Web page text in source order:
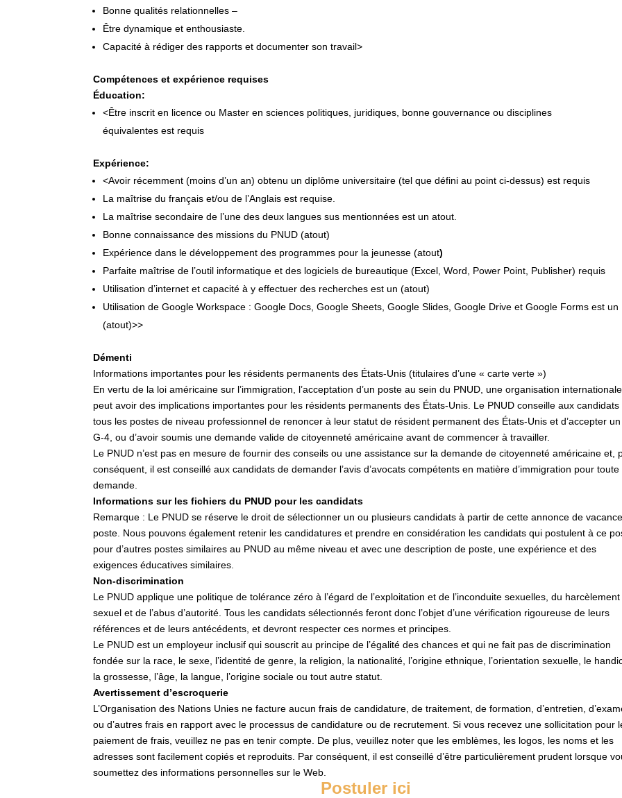
Bonne qualités relationnelles –
Être dynamique et enthousiaste.
Capacité à rédiger des rapports et documenter son travail>
Compétences et expérience requises
Éducation:
<Être inscrit en licence ou Master en sciences politiques, juridiques, bonne gouvernance ou disciplines
équivalentes est requis
Expérience:
<Avoir récemment (moins d’un an) obtenu un diplôme universitaire (tel que défini au point ci-dessus) est requis
La maîtrise du français et/ou de l’Anglais est requise.
La maîtrise secondaire de l’une des deux langues sus mentionnées est un atout.
Bonne connaissance des missions du PNUD (atout)
Expérience dans le développement des programmes pour la jeunesse (atout)
Parfaite maîtrise de l’outil informatique et des logiciels de bureautique (Excel, Word, Power Point, Publisher) requis
Utilisation d’internet et capacité à y effectuer des recherches est un (atout)
Utilisation de Google Workspace : Google Docs, Google Sheets, Google Slides, Google Drive et Google Forms est un
(atout)>>
Démenti
Informations importantes pour les résidents permanents des États-Unis (titulaires d’une « carte verte »)
En vertu de la loi américaine sur l’immigration, l’acceptation d’un poste au sein du PNUD, une organisation internationale,
peut avoir des implications importantes pour les résidents permanents des États-Unis. Le PNUD conseille aux candidats
tous les postes de niveau professionnel de renoncer à leur statut de résident permanent des États-Unis et d’accepter un
G-4, ou d’avoir soumis une demande valide de citoyenneté américaine avant de commencer à travailler.
Le PNUD n’est pas en mesure de fournir des conseils ou une assistance sur la demande de citoyenneté américaine et,
conséquent, il est conseillé aux candidats de demander l’avis d’avocats compétents en matière d’immigration pour toute
demande.
Informations sur les fichiers du PNUD pour les candidats
Remarque : Le PNUD se réserve le droit de sélectionner un ou plusieurs candidats à partir de cette annonce de
poste. Nous pouvons également retenir les candidatures et prendre en considération les candidats qui postulent à ce
pour d’autres postes similaires au PNUD au même niveau et avec une description de poste, une expérience et des
exigences éducatives similaires.
Non-discrimination
Le PNUD applique une politique de tolérance zéro à l’égard de l’exploitation et de l’inconduite sexuelles, du harcèlement
sexuel et de l’abus d’autorité. Tous les candidats sélectionnés feront donc l’objet d’une vérification rigoureuse de leurs
références et de leurs antécédents, et devront respecter ces normes et principes.
Le PNUD est un employeur inclusif qui souscrit au principe de l’égalité des chances et qui ne fait pas de discrimination
fondée sur la race, le sexe, l’identité de genre, la religion, la nationalité, l’origine ethnique, l’orientation sexuelle, le
la grossesse, l’âge, la langue, l’origine sociale ou tout autre statut.
Avertissement d’escroquerie
L’Organisation des Nations Unies ne facture aucun frais de candidature, de traitement, de formation, d’entretien,
ou d’autres frais en rapport avec le processus de candidature ou de recrutement. Si vous recevez une sollicitation pour
paiement de frais, veuillez ne pas en tenir compte. De plus, veuillez noter que les emblèmes, les logos, les noms et les
adresses sont facilement copiés et reproduits. Par conséquent, il est conseillé d’être particulièrement prudent lorsque
soumettez des informations personnelles sur le Web.
Postuler ici